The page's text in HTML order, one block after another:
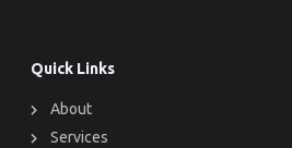
Quick Links
About
Services